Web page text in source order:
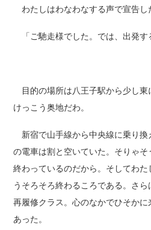
わたしはわなわなする声で宣告し
「ご馳走様でした。では、出発す
目的の場所は八王子駅から少し東
けっこう奥地だわ。
新宿で山手線から中央線に乗り
の電車は割と空いていた。そりゃ
終わっているのだから。そしてわ
うそろそろ終わるころである。さ
再履修クラス。心のなかでひそか
あった。